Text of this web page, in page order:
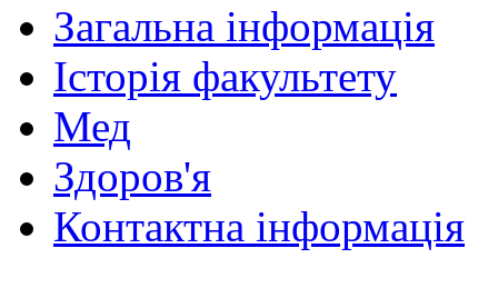
Загальна інформація
Історія факультету
Мед
Здоров'я
Контактна інформація